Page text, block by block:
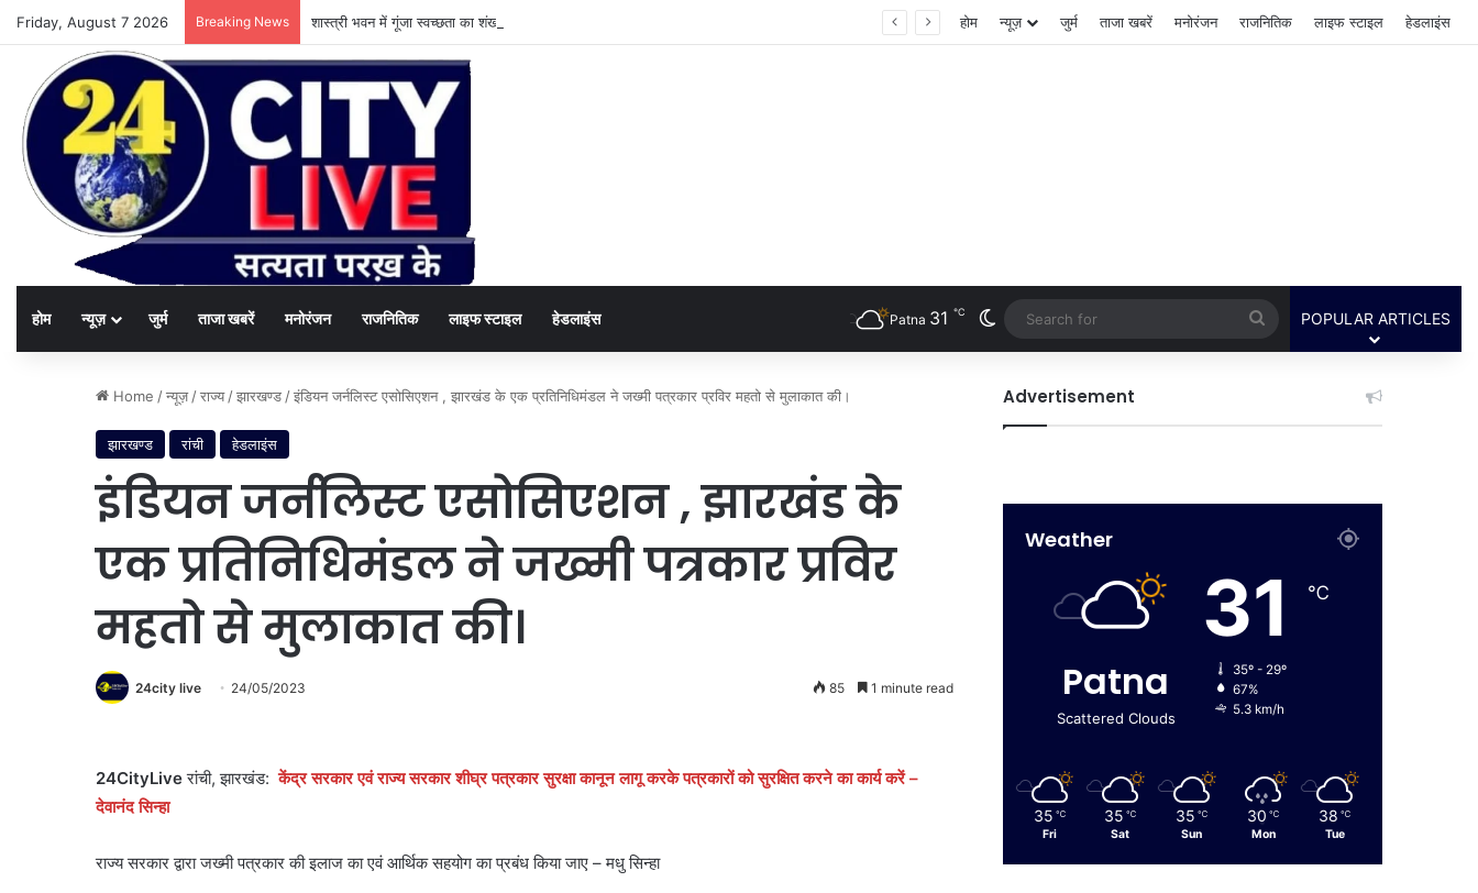
Friday, August 7 2026 Breaking News शास्त्री भवन में गूंजा स्वच्छता का शंखनाद: नुक्कड़ नाटक के जरिए विधायी विभाग ने पेश की मिसाल होम न्यूज़ जुर्म ताजा खबरें मनोरंजन राजनितिक लाइफ स्टाइल हेडलाइंस
होम न्यूज़ जुर्म ताजा खबरें मनोरंजन राजनितिक लाइफ स्टाइल हेडलाइंस Patna 31 ℃ Switch skin
Search
for
POPULAR ARTICLES
Home /न्यूज़/राज्य/झारखण्ड/इंडियन जर्नलिस्ट एसोसिएशन , झारखंड के एक प्रतिनिधिमंडल ने जख्मी पत्रकार प्रविर महतो से मुलाकात की।
झारखण्ड रांची हेडलाइंस
इंडियन जर्नलिस्ट एसोसिएशन , झारखंड के
एक प्रतिनिधिमंडल ने जख्मी पत्रकार प्रविर
महतो से मुलाकात की।
24city live 24/05/2023 85 1 minute read
24CityLiveरांची, झारखंड: केंद्र सरकार एवं राज्य सरकार शीघ्र पत्रकार सुरक्षा कानून लागू करके पत्रकारों को सुरक्षित करने का कार्य करें –
देवानंद सिन्हा
राज्य सरकार द्वारा जख्मी पत्रकार की इलाज का एवं आर्थिक सहयोग का प्रबंध किया जाए – मधु सिन्हा
Advertisement
Weather
Patna
Scattered Clouds
31 ℃
35º - 29º
67%
5.3 km/h
35 ℃
Fri
35 ℃
Sat
35 ℃
Sun
30 ℃
Mon
38 ℃
Tue